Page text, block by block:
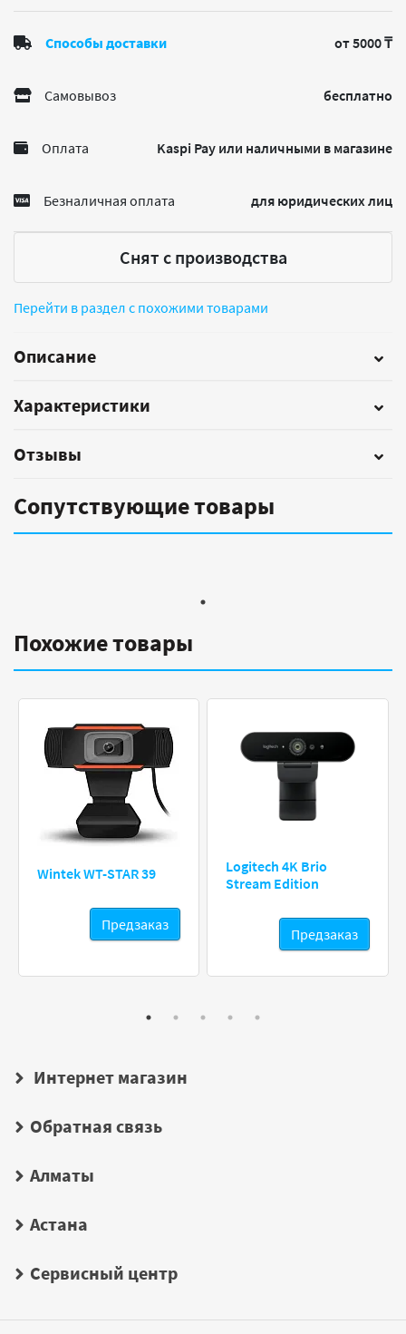
Способы доставки от 5000 ₸
Самовывоз бесплатно
Оплата Kaspi Pay или наличными в магазине
Безналичная оплата для юридических лиц
Снят с производства
Перейти в раздел с похожими товарами
Описание
Характеристики
Отзывы
Сопутствующие товары
Похожие товары
Wintek WT-STAR 39
Предзаказ
Logitech 4K Brio
Stream Edition
Предзаказ
Интернет магазин
Обратная связь
Алматы
Астана
Сервисный центр